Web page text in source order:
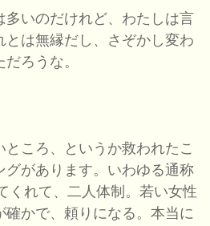
いのだけれど、わたしは言
とは無縁だし、さぞかし変わ
ろうな。
ころ、というか救われたこ
グがあります。いわゆる通称
くれて、二人体制。若い女性
確かで、頼りになる。本当に